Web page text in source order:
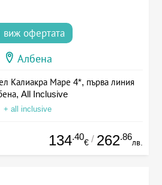
виж офертата
Албена
Калиакра Маре 4*, първа линия
All Inclusive
+ all inclusive
134.40
€ / 262.86
лв.